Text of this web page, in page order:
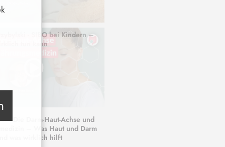
- SIBO bei Kindern –
tun kann
- Die Darm-Haut-Achse und
– Was Haut und Darm
was wirklich hilft